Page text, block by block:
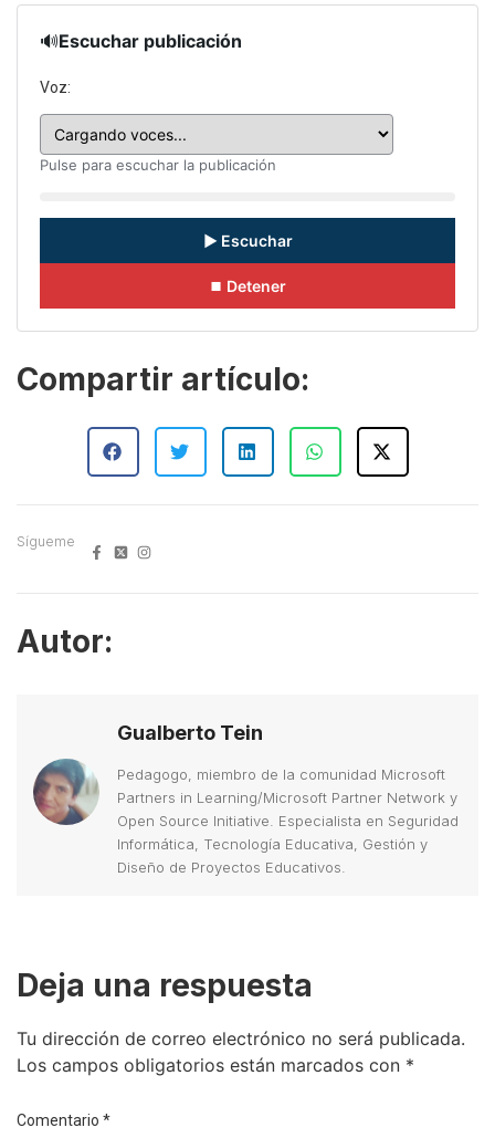
🔊Escuchar publicación
Voz:
Pulse para escuchar la publicación
▶ Escuchar
⏹ Detener
Compartir artículo:
Sígueme
Autor:
Gualberto Tein
Pedagogo, miembro de la comunidad Microsoft
Partners in Learning/Microsoft Partner Network y
Open Source Initiative. Especialista en Seguridad
Informática, Tecnología Educativa, Gestión y
Diseño de Proyectos Educativos.
Deja una respuesta
Tu dirección de correo electrónico no será publicada.
Los campos obligatorios están marcados con *
Comentario *